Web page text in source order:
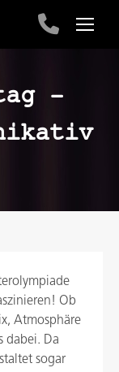
–
Ob
Atmosphäre
dabei. Da
sogar